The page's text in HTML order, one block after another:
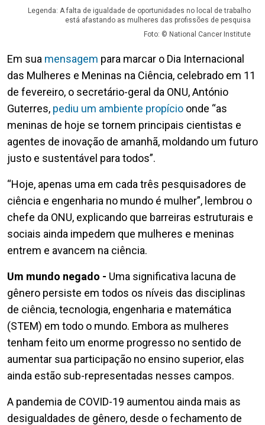
Legenda: A falta de igualdade de oportunidades no local de trabalho
está afastando as mulheres das profissões de pesquisa
Foto: © National Cancer Institute
Em sua mensagem para marcar o Dia Internacional
das Mulheres e Meninas na Ciência, celebrado em 11
de fevereiro, o secretário-geral da ONU, António
Guterres, pediu um ambiente propício onde “as
meninas de hoje se tornem principais cientistas e
agentes de inovação de amanhã, moldando um futuro
justo e sustentável para todos”.
“Hoje, apenas uma em cada três pesquisadores de
ciência e engenharia no mundo é mulher”, lembrou o
chefe da ONU, explicando que barreiras estruturais e
sociais ainda impedem que mulheres e meninas
entrem e avancem na ciência.
Um mundo negado - Uma significativa lacuna de
gênero persiste em todos os níveis das disciplinas
de ciência, tecnologia, engenharia e matemática
(STEM) em todo o mundo. Embora as mulheres
tenham feito um enorme progresso no sentido de
aumentar sua participação no ensino superior, elas
ainda estão sub-representadas nesses campos.
A pandemia de COVID-19 aumentou ainda mais as
desigualdades de gênero, desde o fechamento de